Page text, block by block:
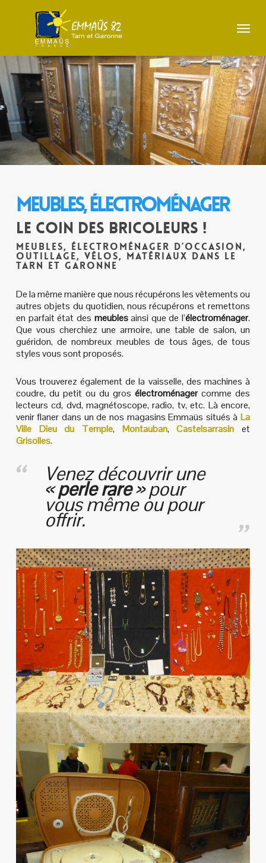
Menu
MEUBLES,ÉLECTROMÉNAGER
Le Coin des Bricoleurs !
Meubles, électroménager d’occasion,
outillage, vélos, matériaux dans le
Tarn et Garonne
De la même manière que nous récupérons les vêtements ou
autres objets du quotidien, nous récupérons et remettons
en parfait état des meublesainsi que de l’électroménager.
Que vous cherchiez une armoire, une table de salon, un
guéridon, de nombreux meubles de tous âges, de tous
styles vous sont proposés.
Vous trouverez également de la vaisselle, des machines à
coudre, du petit ou du grosélectroménagercomme des
lecteurs cd, dvd, magnétoscope, radio, tv, etc. Là encore,
venir flaner dans un de nos magasins Emmaüs situés àLa
Ville Dieu du Temple, Montauban,Castelsarrasinet
Grisolles.
Venez découvrir une
«perle rare» pour
vous même ou pour
offrir.